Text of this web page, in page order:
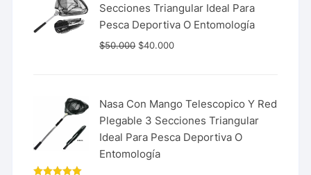
Secciones Triangular Ideal Para
Pesca Deportiva O Entomología
$50.000 $40.000
Nasa Con Mango Telescopico Y Red
Plegable 3 Secciones Triangular
Ideal Para Pesca Deportiva O
Entomología